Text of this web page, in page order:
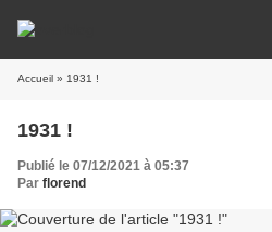
Accueil » 1931 !
1931 !
Publié le 07/12/2021 à 05:37
Par florend